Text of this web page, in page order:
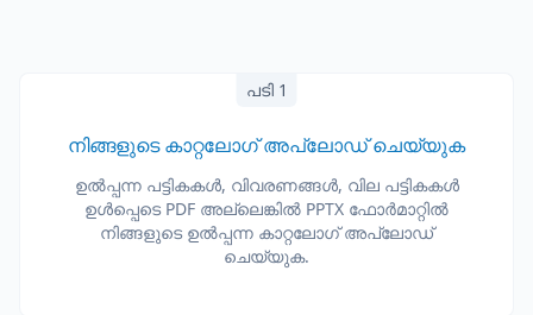
പടി 1
നിങ്ങളുടെ കാറ്റലോഗ് അപ്‌ലോഡ് ചെയ്യുക
ഉൽപ്പന്ന പട്ടികകൾ, വിവരണങ്ങൾ, വില പട്ടികകൾ
ഉൾപ്പെടെ PDF അല്ലെങ്കിൽ PPTX ഫോർമാറ്റിൽ
നിങ്ങളുടെ ഉൽപ്പന്ന കാറ്റലോഗ് അപ്‌ലോഡ്
ചെയ്യുക.